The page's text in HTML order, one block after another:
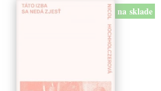
na sklade